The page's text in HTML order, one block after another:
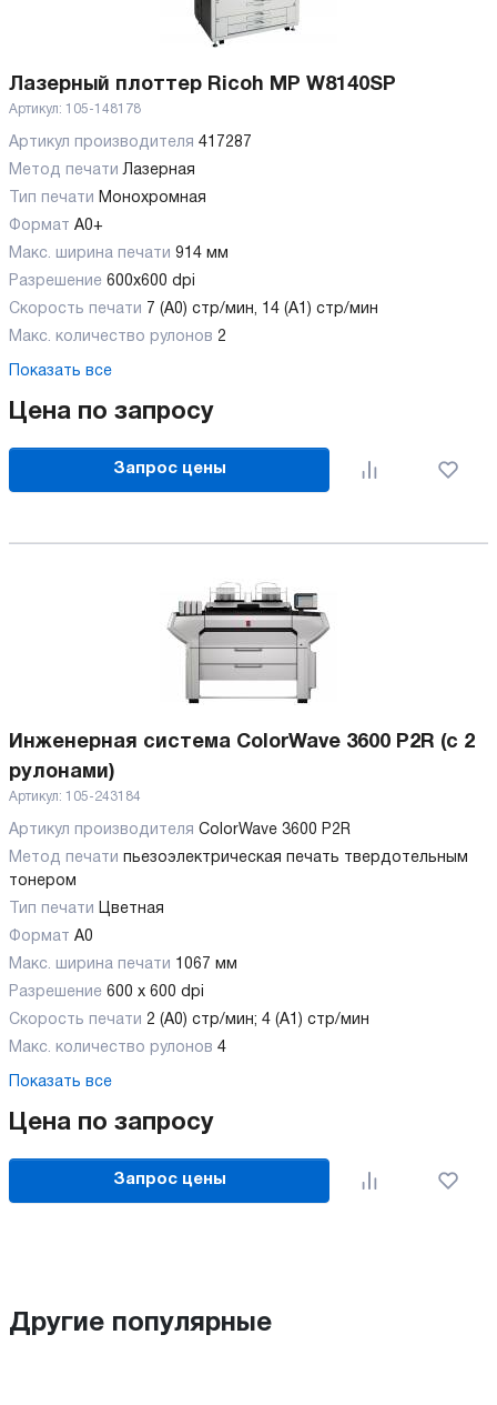
Лазерный плоттер Ricoh MP W8140SP
Артикул: 105-148178
Артикул производителя 417287
Метод печати Лазерная
Тип печати Монохромная
Формат A0+
Макс. ширина печати 914 мм
Разрешение 600х600 dpi
Скорость печати 7 (А0) стр/мин, 14 (А1) стр/мин
Макс. количество рулонов 2
Показать все
Цена по запросу
Запрос цены
Инженерная система ColorWave 3600 P2R (с 2
рулонами)
Артикул: 105-243184
Артикул производителя ColorWave 3600 P2R
Метод печати пьезоэлектрическая печать твердотельным
тонером
Тип печати Цветная
Формат A0
Макс. ширина печати 1067 мм
Разрешение 600 х 600 dpi
Скорость печати 2 (A0) стр/мин; 4 (A1) стр/мин
Макс. количество рулонов 4
Показать все
Цена по запросу
Запрос цены
Другие популярные